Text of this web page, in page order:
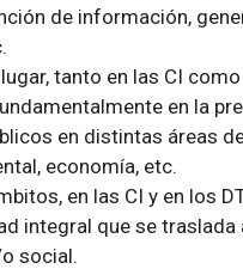
de información,
tanto en las CI
en la
en distintas áreas
economía, etc.
en las CI y en los
integral que se
social.